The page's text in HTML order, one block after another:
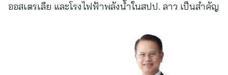
ออสเตรเลีย และโรงไฟฟ้าพลังน้ำในสปป. ลาว เป็นสำคัญ